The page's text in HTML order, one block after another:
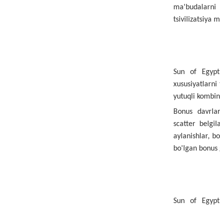
tsivilizatsiya
Sun of
yutuqli
Bonus
scatter
aylanishlar,
bo'lgan
Sun of